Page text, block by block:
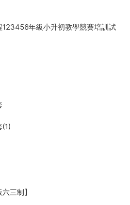
年級小升初教學競賽培訓試
三制】